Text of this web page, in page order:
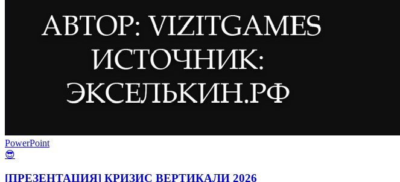
PowerPoint
😎
[ПРЕЗЕНТАЦИЯ] КРИЗИС ВЕРТИКАЛИ 2026